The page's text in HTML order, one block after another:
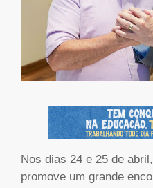
Nos dias 24 e 25 de
promove um grande